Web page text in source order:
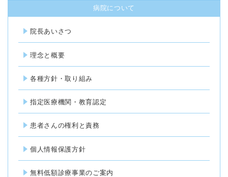
病院について
院長あいさつ
理念と概要
各種方針・取り組み
指定医療機関・教育認定
患者さんの権利と責務
個人情報保護方針
無料低額診療事業のご案内